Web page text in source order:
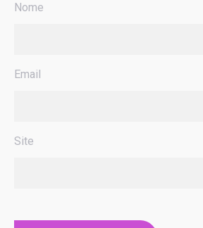
Nome
Email
Site